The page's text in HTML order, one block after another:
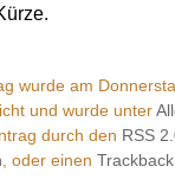
wurde am
und wurde unter
durch den RSS
, oder einen Trackback